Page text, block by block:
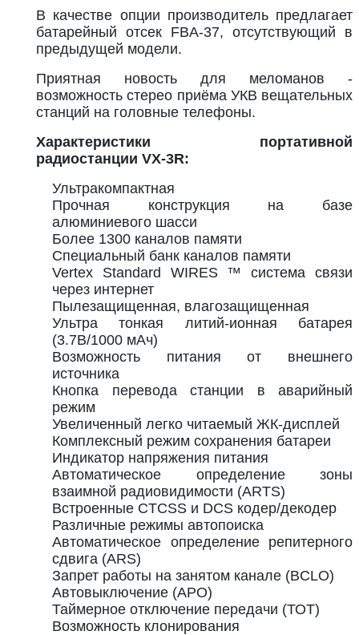
В качестве опции производитель предлагает
батарейный отсек FBA-37, отсутствующий в
предыдущей модели.
Приятная новость для меломанов -
возможность стерео приёма УКВ вещательных
станций на головные телефоны.
Характеристики портативной
радиостанции VX-3R:
Ультракомпактная
Прочная конструкция на базе
алюминиевого шасси
Более 1300 каналов памяти
Специальный банк каналов памяти
Vertex Standard WIRES ™ система связи
через интернет
Пылезащищенная, влагозащищенная
Ультра тонкая литий-ионная батарея
(3.7В/1000 мАч)
Возможность питания от внешнего
источника
Кнопка перевода станции в аварийный
режим
Увеличенный легко читаемый ЖК-дисплей
Комплексный режим сохранения батареи
Индикатор напряжения питания
Автоматическое определение зоны
взаимной радиовидимости (ARTS)
Встроенные CTCSS и DCS кодер/декодер
Различные режимы автопоиска
Автоматическое определение репитерного
сдвига (ARS)
Запрет работы на занятом канале (BCLO)
Автовыключение (АРО)
Таймерное отключение передачи (ТОТ)
Возможность клонирования